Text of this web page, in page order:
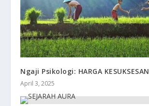
Ngaji Psikologi: HARGA KESUKSESAN
April 3, 2025